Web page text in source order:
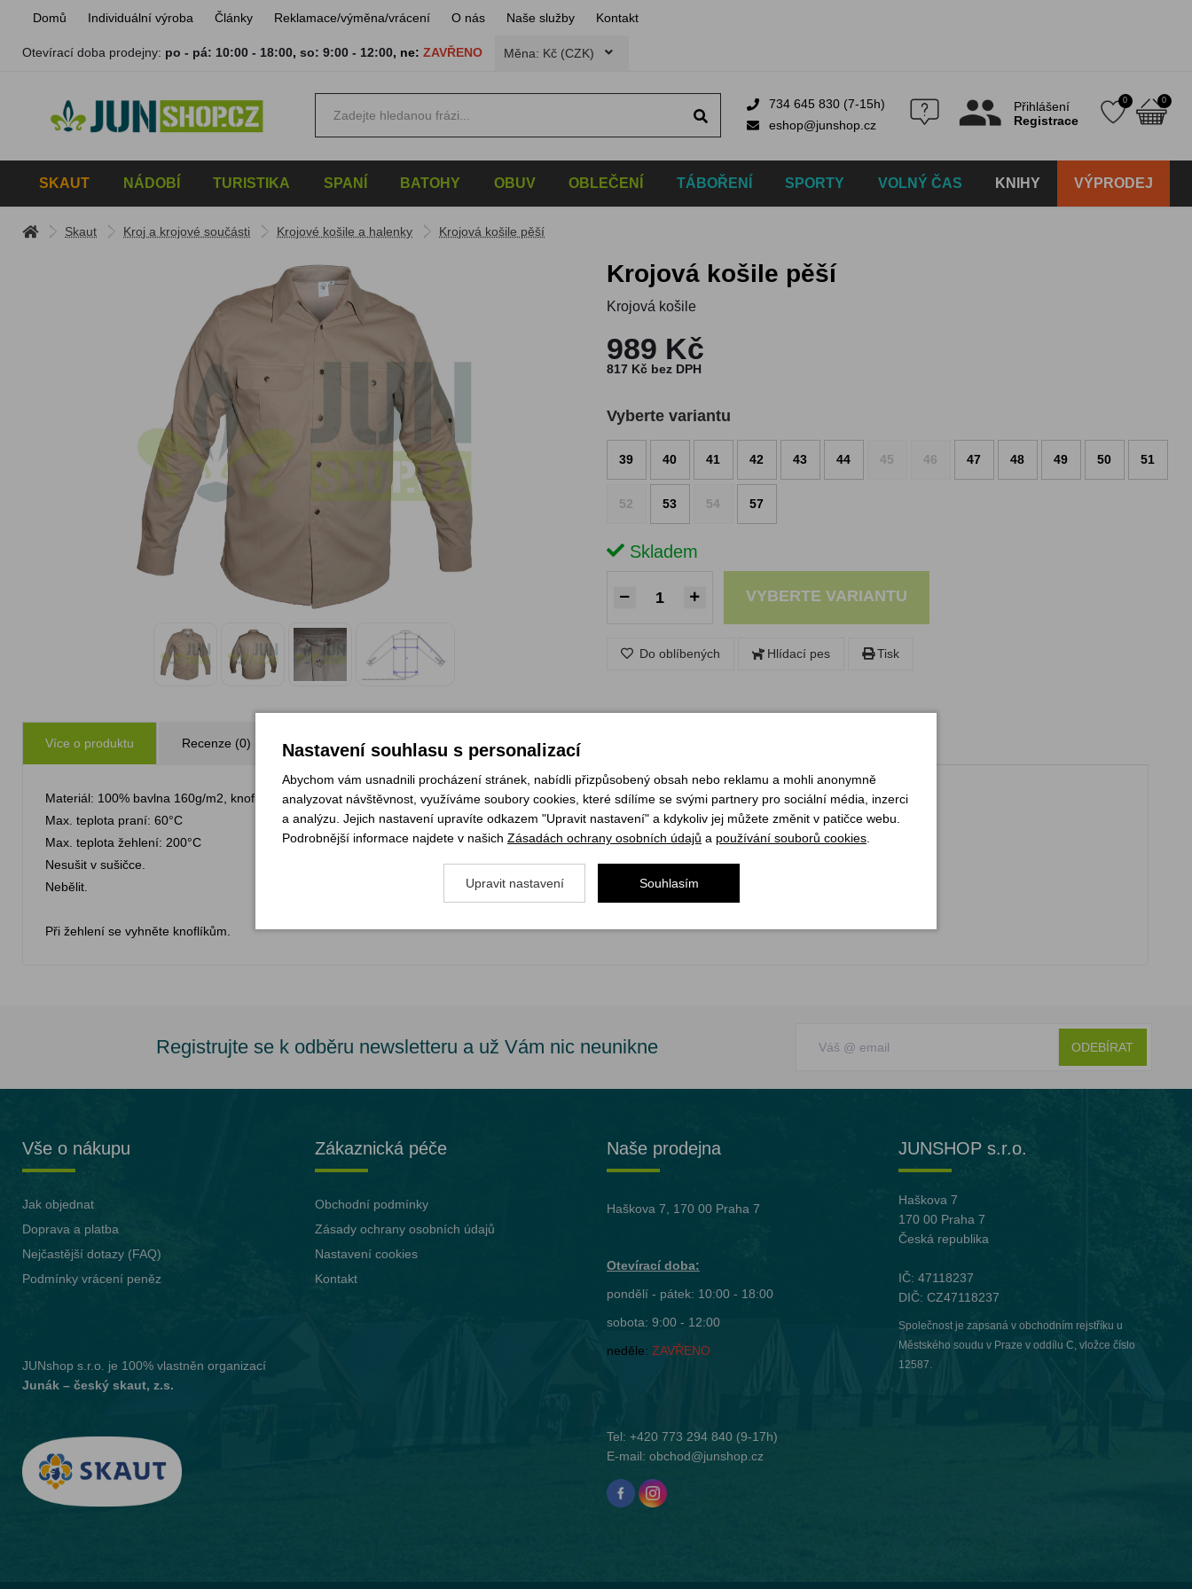
Domů Individuální výroba Články Reklamace/výměna/vrácení O nás Naše služby Kontakt
Otevírací doba prodejny: po - pá: 10:00 - 18:00,so: 9:00 - 12:00, ne: ZAVŘENO Měna: Kč (CZK)
734 645 830 (7-15h)
eshop@junshop.cz
Přihlášení
Registrace
0 0
SKAUT NÁDOBÍ TURISTIKA SPANÍ BATOHY OBUV OBLEČENÍ TÁBOŘENÍ SPORTY VOLNÝ ČAS KNIHY VÝPRODEJ
Skaut Kroj a krojové součásti Krojové košile a halenky Krojová košile pěší
Krojová košile pěší
Krojová košile
989 Kč
817 Kč bez DPH
Vyberte variantu
39 40 41 42 43 44 45 46 47 48 49 50 51
52 53 54 57
Skladem
VYBERTE VARIANTU
Do oblíbených Hlídací pes Tisk
Více o produktu Recenze (0) Zeptejte se
Materiál: 100% bavlna 160g/m2, knoflíky: plast
Max. teplota praní: 60°C
Max. teplota žehlení: 200°C
Nesušit v sušičce.
Nebělit.
Při žehlení se vyhněte knoflíkům.
Registrujte se k odběru newsletteru a už Vám nic neunikne ODEBÍRAT
Vše o nákupu
Jak objednat
Doprava a platba
Nejčastější dotazy (FAQ)
Podmínky vrácení peněz
JUNshop s.r.o.
je 100% vlastněn organizací
Junák – český skaut, z.s.
Zákaznická péče
Obchodní podmínky
Zásady ochrany osobních údajů
Nastavení cookies
Kontakt
Naše prodejna
Haškova 7, 170 00 Praha 7
Otevírací doba:
pondělí - pátek: 10:00 - 18:00
sobota: 9:00 - 12:00
neděle: ZAVŘENO
Tel: +420 773 294 840(9-17h)
E-mail: obchod@junshop.cz
JUNSHOP s.r.o.
Haškova 7
170 00 Praha 7
Česká republika
IČ: 47118237
DIČ: CZ47118237
Společnost je zapsaná v obchodním rejstříku u
Městského soudu v Praze v oddílu C, vložce číslo
12587.
Nastavení souhlasu s personalizací
Abychom vám usnadnili procházení stránek, nabídli přizpůsobený obsah nebo reklamu a mohli anonymně
analyzovat návštěvnost, využíváme soubory cookies, které sdílíme se svými partnery pro sociální média, inzerci
a analýzu. Jejich nastavení upravíte odkazem "Upravit nastavení" a kdykoliv jej můžete změnit v patičce webu.
Podrobnější informace najdete v našich Zásadách ochrany osobních údajů a používání souborů cookies
Upravit nastavení Souhlasím